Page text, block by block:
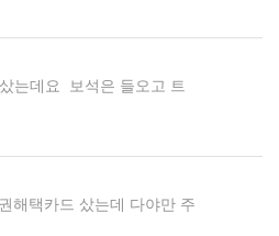
는데요 보석은 들오고 트
해택카드 샀는데 다야만 주